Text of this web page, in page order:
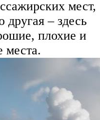
мест,
другая – здесь
плохие и
места.